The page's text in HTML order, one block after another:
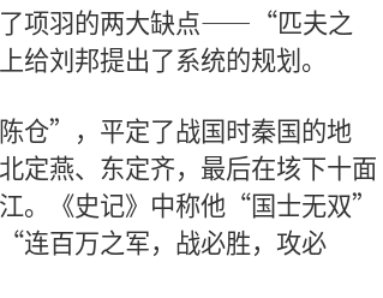
了项羽的两大缺点——“匹夫之
刘邦提出了系统的规划。
仓”，平定了战国时秦国的地
定燕、东定齐，最后在垓下十面
。《史记》中称他“国士无双”
连百万之军，战必胜，攻必